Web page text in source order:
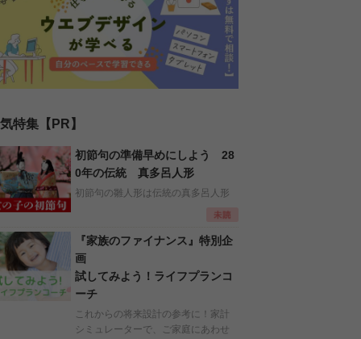
特集【PR】
初節句の準備早めにしよう 28
0年の伝統 真多呂人形
初節句の雛人形は伝統の真多呂人形
『家族のファイナンス』特別企
画
試してみよう！ライフプランコ
ーチ
これからの将来設計の参考に！家計
シミュレーターで、ご家庭にあわせ